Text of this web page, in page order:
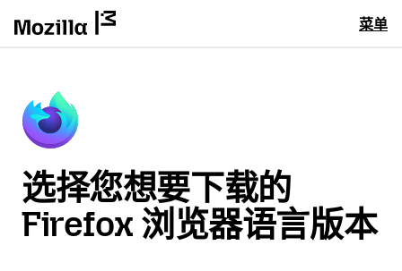
菜单
选择您想要下载的
Firefox 浏览器语言版本